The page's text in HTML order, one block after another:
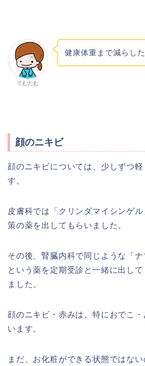
てむたむ
健康体重まで減らした
顔のニキビ
顔のニキビについては、少しずつ軽
す。
皮膚科では「クリンダマイシンゲ
策の薬を出してもらいました。
その後、腎臓内科で同じような「ナ
という薬を定期受診と一緒に出し
ました。
顔のニキビ・赤みは、特におでこ
います。
まだ、お化粧ができる状態ではない